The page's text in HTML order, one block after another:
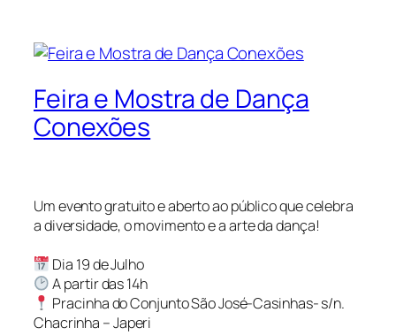
Feira e Mostra de Dança
Conexões
Um evento gratuito e aberto ao público que celebra
a diversidade, o movimento e a arte da dança!
Dia 19 de Julho
A partir das 14h
Pracinha do Conjunto São José-Casinhas- s/n.
Chacrinha – Japeri